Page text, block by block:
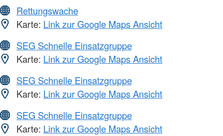
Rettungswache
Karte: Link zur Google Maps Ansicht
SEG Schnelle Einsatzgruppe
Karte: Link zur Google Maps Ansicht
SEG Schnelle Einsatzgruppe
Karte: Link zur Google Maps Ansicht
SEG Schnelle Einsatzgruppe
Karte: Link zur Google Maps Ansicht